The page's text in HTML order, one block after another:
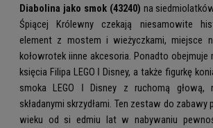
Diabolina jako smok (43240) na
Śpiącej Królewny czekają niesamowite
element z mostem i wieżyczkami, miejsce
kołowrotek iinne akcesoria. Ponadto obejmuje
księcia Filipa LEGO ǀ Disney, a także figurkę
smoka LEGO ǀ Disney z ruchomą głową,
składanymi skrzydłami. Ten zestaw do
wieku od si edmiu lat w nabywaniu